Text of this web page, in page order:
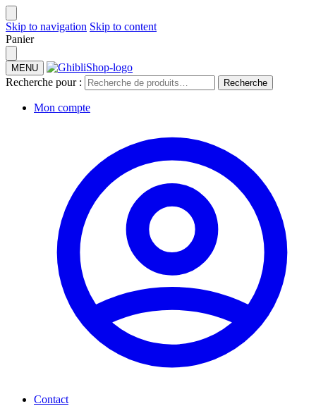
Skip to navigation Skip to content
Panier
MENU
Recherche pour : Recherche
Mon compte
Contact